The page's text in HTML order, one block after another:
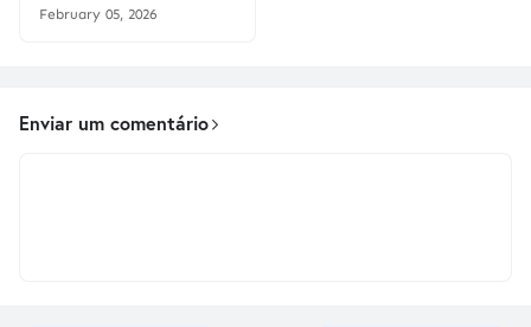
February 05, 2026
Enviar um comentário